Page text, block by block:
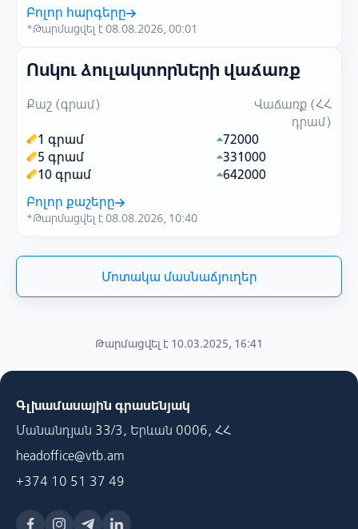
Բոլոր հարգերը
*Թարմացվել է 08.08.2026, 00:01
Ոսկու ձուլակտորների վաճառք
Քաշ (գրամ)
Վաճառք (ՀՀ
դրամ)
1 գրամ
72000
5 գրամ
331000
10 գրամ
642000
Բոլոր քաշերը
*Թարմացվել է 08.08.2026, 10:40
Մոտակա մասնաճյուղեր
Թարմացվել է 10.03.2025, 16:41
Գլխամասային գրասենյակ
Մանանդյան 33/3, Երևան 0006, ՀՀ
headoffice@vtb.am
+374 10 51 37 49